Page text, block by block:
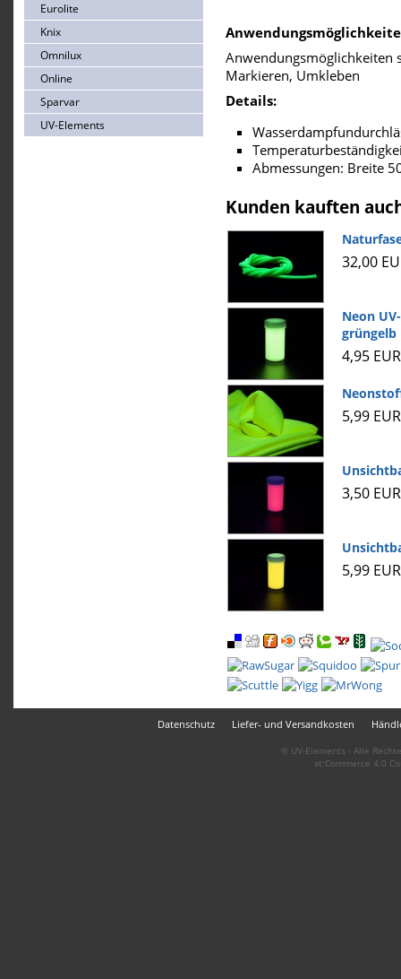
Eurolite
Knix
Omnilux
Online
Sparvar
UV-Elements
Anwendungsmöglichkeiten
Markieren, Umkleben
Details:
Abmessungen: Breite
Kunden kauften
32,00
Neon
grüngelb
4,95 EUR
5,99 EUR
3,50 EUR
5,99 EUR
Datenschutz Liefer- und Versandkosten
© UV-Elements - Alle
xt:Commerce 4.0